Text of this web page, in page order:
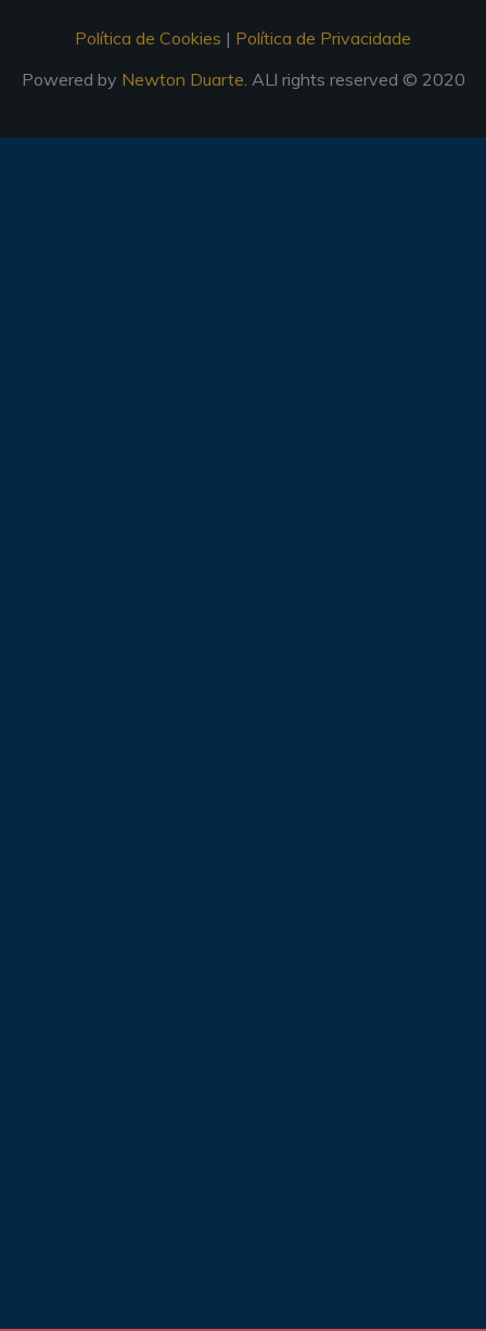
Política de Cookies | Política de Privacidade
Powered by Newton Duarte . ALl rights reserved © 2020